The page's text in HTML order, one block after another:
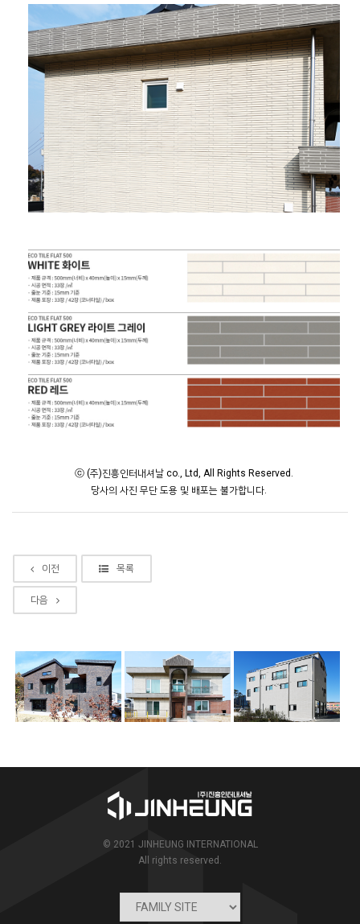
ⓒ (주)진흥인터내셔날 co., Ltd, All Rights Reserved.
당사의 사진 무단 도용 및 배포는 불가합니다.
이전 목록
다음
© 2021 JINHEUNG INTERNATIONAL
All rights reserved.